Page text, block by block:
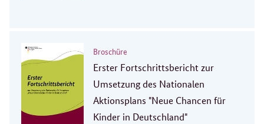
Broschüre
Erster Fortschrittsbericht zur
Umsetzung des Nationalen
Aktionsplans "Neue Chancen für
Kinder in Deutschland"